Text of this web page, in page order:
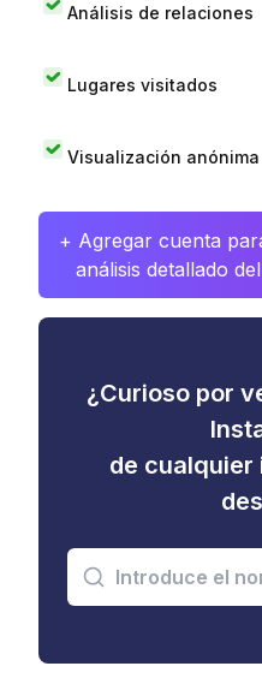
Análisis de relaciones
Lugares visitados
Visualización
+ Agregar cuenta
análisis detallado
¿Curioso por
de